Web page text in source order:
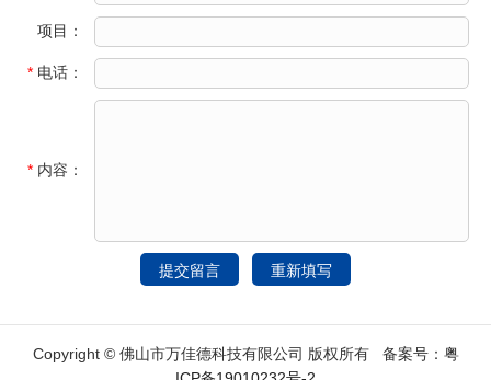
项目：
* 电话：
* 内容：
Copyright © 佛山市万佳德科技有限公司 版权所有 备案号： 粤